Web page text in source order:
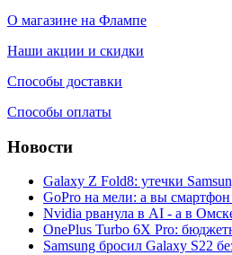
О магазине на Флампе
Наши акции и скидки
Способы доставки
Способы оплаты
Новости
Galaxy Z Fold8: утечки
GoPro на мели: а вы смартфон
Nvidia рванула в AI - а в
OnePlus Turbo 6X Pro:
Samsung бросил Galaxy S22